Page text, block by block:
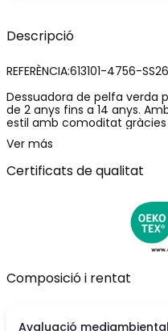
Descripció
REFERÈNCIA:613101-4756-SS26
Dessuadora de pelfa verda
de 2 anys fins a 14 anys.
estil amb comoditat gràcies
Equipada amb un coll rodó i
adequada per a la
afegeix un toc de diversió.
pantalons casuals, oferint
Ver más
Certificats de qualitat
Composició i rentat